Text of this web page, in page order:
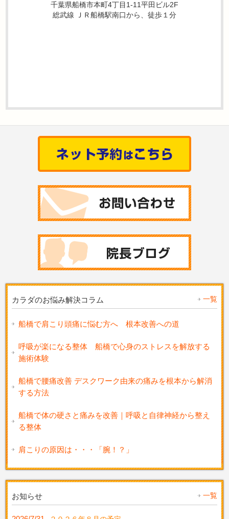
千葉県船橋市本町4丁目1-11平田ビル2F
総武線 ＪＲ船橋駅南口から、徒歩１分
カラダのお悩み解決コラム 一覧
船橋で肩こり頭痛に悩む方へ 根本改善への道
呼吸が楽になる整体 船橋で心身のストレスを解放する
施術体験
船橋で腰痛改善 デスクワーク由来の痛みを根本から解消
する方法
船橋で体の硬さと痛みを改善｜呼吸と自律神経から整え
る整体
肩こりの原因は・・・「腕！？」
お知らせ 一覧